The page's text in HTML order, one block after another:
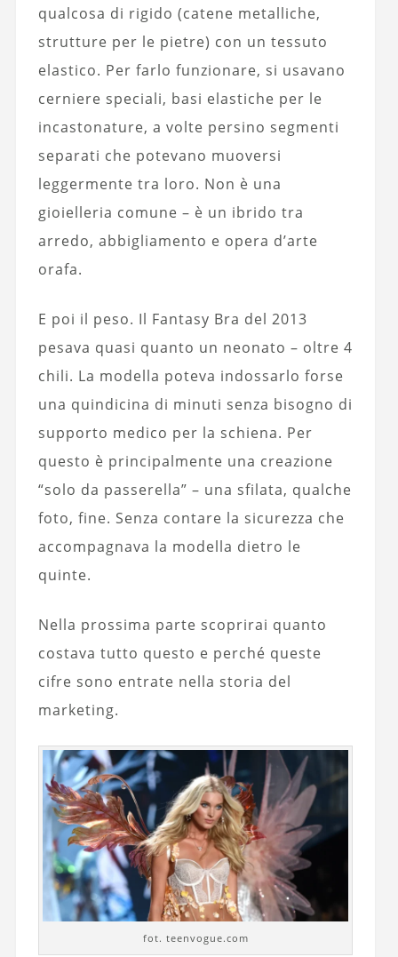
qualcosa di rigido (catene metalliche,
strutture per le pietre) con un tessuto
elastico. Per farlo funzionare, si usavano
cerniere speciali, basi elastiche per le
incastonature, a volte persino segmenti
separati che potevano muoversi
leggermente tra loro. Non è una
gioielleria comune – è un ibrido tra
arredo, abbigliamento e opera d’arte
orafa.
E poi il peso. Il Fantasy Bra del 2013
pesava quasi quanto un neonato – oltre 4
chili. La modella poteva indossarlo forse
una quindicina di minuti senza bisogno di
supporto medico per la schiena. Per
questo è principalmente una creazione
“solo da passerella” – una sfilata, qualche
foto, fine. Senza contare la sicurezza che
accompagnava la modella dietro le
quinte.
Nella prossima parte scoprirai quanto
costava tutto questo e perché queste
cifre sono entrate nella storia del
marketing.
fot. teenvogue.com